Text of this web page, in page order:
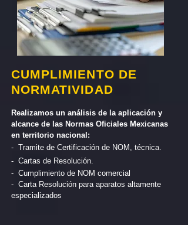
CUMPLIMIENTO DE
NORMATIVIDAD
Realizamos un análisis de la aplicación y
alcance de las Normas Oficiales Mexicanas
en territorio nacional:
- Tramite de Certificación de NOM, técnica.
- Cartas de Resolución.
- Cumplimiento de NOM comercial
- Carta Resolución para aparatos altamente
especializados